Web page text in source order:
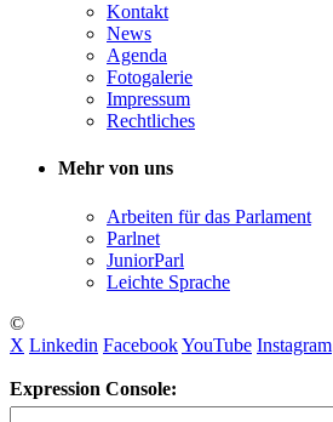
Kontakt
News
Agenda
Fotogalerie
Impressum
Rechtliches
Mehr von uns
Arbeiten für das Parlament
Parlnet
JuniorParl
Leichte Sprache
©
X Linkedin FacebookYouTube Instagram
Expression Console: